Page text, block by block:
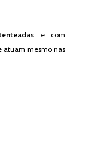
e com
atuam mesmo nas